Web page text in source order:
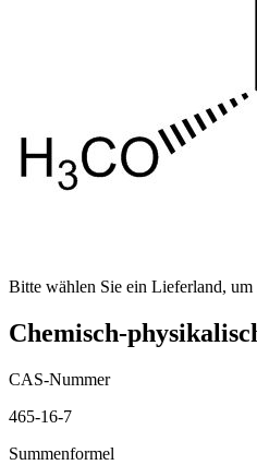
Bitte wählen Sie ein Lieferland, um
Chemisch-
CAS-Nummer
465-16-7
Summenformel